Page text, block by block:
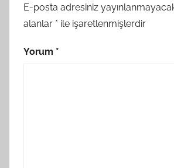
E-posta adresiniz
alanlar * ile işaretlenmişlerdir
Yorum *